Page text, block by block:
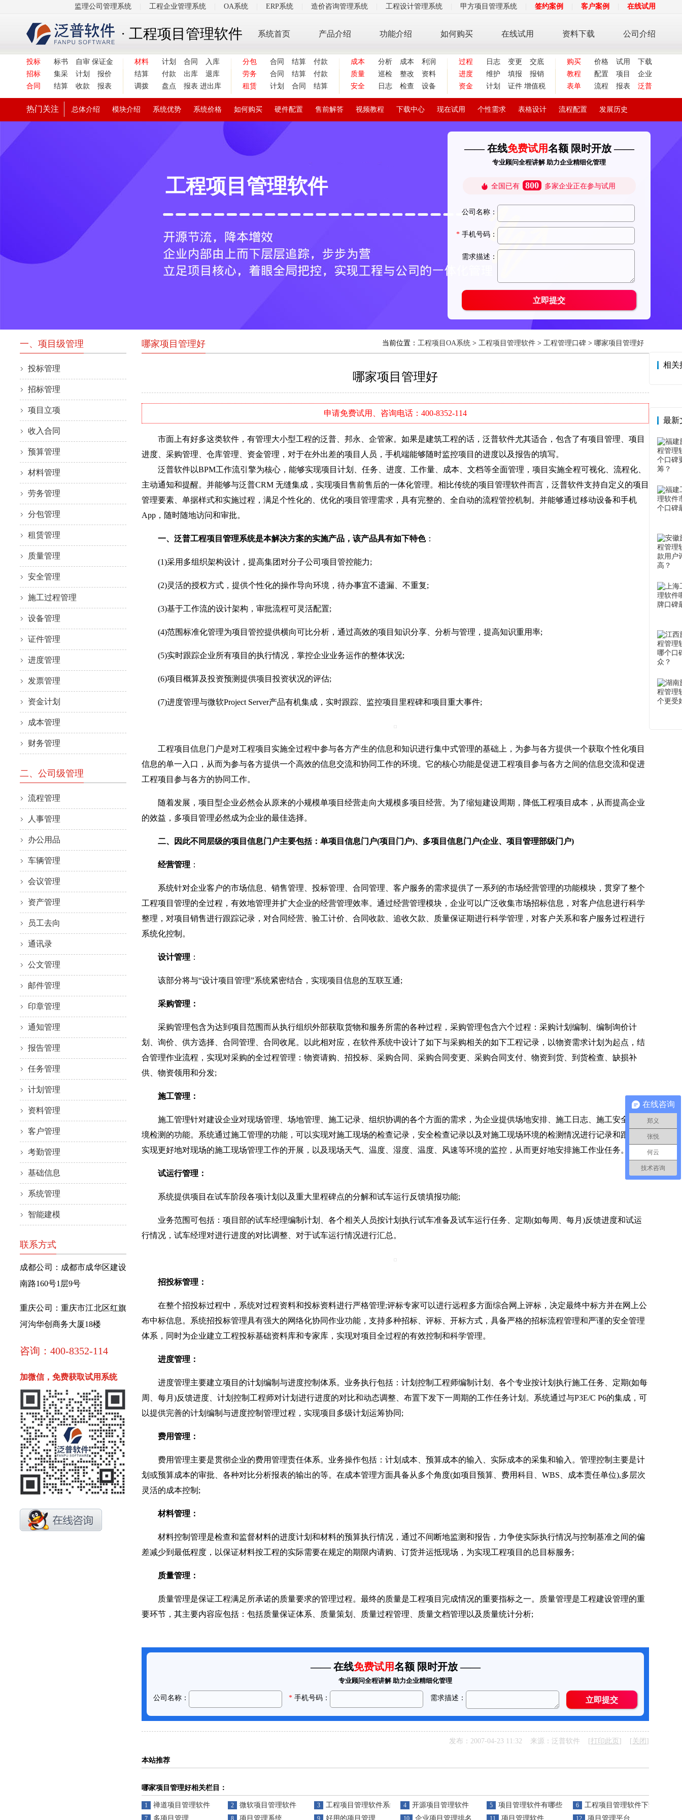
监理公司管理系统 工程企业管理系统 OA系统 ERP系统 造价咨询管理系统 工程设计管理系统 甲方项目管理系统 签约案例 客户案例 在线试用
· 工程项目管理软件 系统首页 产品介绍 功能介绍 如何购买 在线试用 资料下载 公司介绍
投标 标书 自审 保证金
招标
集采 计划
报价
合同
结算 收款 报表
材料 计划 合同
入库
结算
付款 出库
退库
调拨
盘点 报表 进出库
分包 合同 结算
付款
劳务
合同 结算
付款
租赁
计划 合同 结算
成本 分析 成本
利润
质量
巡检 整改
资料
安全
日志 检查 设备
过程 日志 变更
交底
进度
维护 填报
报销
资金
计划 证件 增值税
购买 价格 试用
下载
教程
配置 项目
企业
表单
流程 报表 泛普
热门关注 总体介绍 模块介绍 系统优势 系统价格 如何购买 硬件配置 售前解答 视频教程 下载中心 现在试用 个性需求 表格设计 流程配置 发展历史
工程项目管理软件
一、项目级管理
投标管理
招标管理
项目立项
收入合同
预算管理
材料管理
劳务管理
分包管理
租赁管理
质量管理
安全管理
施工过程管理
设备管理
证件管理
进度管理
发票管理
资金计划
成本管理
财务管理
二、公司级管理
流程管理
人事管理
办公用品
车辆管理
会议管理
资产管理
员工去向
通讯录
公文管理
邮件管理
印章管理
通知管理
报告管理
任务管理
计划管理
资料管理
客户管理
考勤管理
基础信息
系统管理
智能建模
联系方式
成都公司：成都市成华区建设
南路160号1层9号
重庆公司：重庆市江北区红旗
河沟华创商务大厦18楼
咨询：400-8352-114
加微信，免费获取试用系统
哪家项目管理好 当前位置： 工程项目OA系统 > 工程项目管理软件 > 工程管理口碑 > 哪家项目管理好
哪家项目管理好
申请免费试用、咨询电话：400-8352-114
市面上有好多这类软件，有管理大小型工程的泛普、邦永、企管家。如果是建筑工程的话，泛普软件尤其适合，包含了有项目管理、项目
进度、采购管理、仓库管理、资金管理，对于在外出差的项目人员，手机端能够随时监控项目的进度以及报告的填写。
泛普软件以BPM工作流引擎为核心，能够实现项目计划、任务、进度、工作量、成本、文档等全面管理，项目实施全程可视化、流程化、
主动通知和提醒。并能够与泛普CRM 无缝集成，实现项目售前售后的一体化管理。相比传统的项目管理软件而言，泛普软件支持自定义的项目
管理要素、单据样式和实施过程，满足个性化的、优化的项目管理需求，具有完整的、全自动的流程管控机制。并能够通过移动设备和手机
App，随时随地访问和审批。
一、泛普工程项目管理系统是本解决方案的实施产品，该产品具有如下特色：
(1)采用多组织架构设计，提高集团对分子公司项目管控能力;
(2)灵活的授权方式，提供个性化的操作导向环境，待办事宜不遗漏、不重复;
(3)基于工作流的设计架构，审批流程可灵活配置;
(4)范围标准化管理为项目管控提供横向可比分析，通过高效的项目知识分享、分析与管理，提高知识重用率;
(5)实时跟踪企业所有项目的执行情况，掌控企业业务运作的整体状况;
(6)项目概算及投资预测提供项目投资状况的评估;
(7)进度管理与微软Project Server产品有机集成，实时跟踪、监控项目里程碑和项目重大事件;
工程项目信息门户是对工程项目实施全过程中参与各方产生的信息和知识进行集中式管理的基础上，为参与各方提供一个获取个性化项目
信息的单一入口，从而为参与各方提供一个高效的信息交流和协同工作的环境。它的核心功能是促进工程项目参与各方之间的信息交流和促进
工程项目参与各方的协同工作。
随着发展，项目型企业必然会从原来的小规模单项目经营走向大规模多项目经营。为了缩短建设周期，降低工程项目成本，从而提高企业
的效益，多项目管理必然成为企业的最佳选择。
二、因此不同层级的项目信息门户主要包括：单项目信息门户(项目门户)、多项目信息门户(企业、项目管理部级门户)
经营管理 ：
系统针对企业客户的市场信息、销售管理、投标管理、合同管理、客户服务的需求提供了一系列的市场经营管理的功能模块，贯穿了整个
工程项目管理的全过程，有效地管理并扩大企业的经营管理效率。通过经营管理模块，企业可以广泛收集市场招标信息，对客户信息进行科学
整理，对项目销售进行跟踪记录，对合同经营、验工计价、合同收款、追收欠款、质量保证期进行科学管理，对客户关系和客户服务过程进行
系统化控制。
设计管理 ：
该部分将与“设计项目管理”系统紧密结合，实现项目信息的互联互通;
采购管理：
采购管理包含为达到项目范围而从执行组织外部获取货物和服务所需的各种过程，采购管理包含六个过程：采购计划编制、编制询价计
划、询价、供方选择、合同管理、合同收尾。以此相对应，在软件系统中设计了如下与采购相关的如下工程记录，以物资需求计划为起点，结
合管理作业流程，实现对采购的全过程管理：物资请购、招投标、采购合同、采购合同变更、采购合同支付、物资到货、到货检查、缺损补
供、物资领用和分发;
施工管理：
施工管理针对建设企业对现场管理、场地管理、施工记录、组织协调的各个方面的需求，为企业提供场地安排、施工日志、施工安全、环
境检测的功能。系统通过施工管理的功能，可以实现对施工现场的检查记录，安全检查记录以及对施工现场环境的检测情况进行记录和跟踪，
实现更好地对现场的施工现场管理工作的开展，以及现场天气、温度、湿度、温度、风速等环境的监控，从而更好地安排施工作业任务。
试运行管理：
系统提供项目在试车阶段各项计划以及重大里程碑点的分解和试车运行反馈填报功能;
业务范围可包括：项目部的试车经理编制计划、各个相关人员按计划执行试车准备及试车运行任务、定期(如每周、每月)反馈进度和试运
行情况，试车经理对进行进度的对比调整、对于试车运行情况进行汇总。
招投标管理：
在整个招投标过程中，系统对过程资料和投标资料进行严格管理;评标专家可以进行远程多方面综合网上评标，决定最终中标方并在网上公
布中标信息。系统招投标管理具有强大的网络化协同作业功能，支持多种招标、评标、开标方式，具备严格的招标流程管理和严谨的安全管理
体系，同时为企业建立工程投标基础资料库和专家库，实现对项目全过程的有效控制和科学管理。
进度管理：
进度管理主要建立项目的计划编制与进度控制体系。业务执行包括：计划控制工程师编制计划、各个专业按计划执行施工任务、定期(如每
周、每月)反馈进度、计划控制工程师对计划进行进度的对比和动态调整、布置下发下一周期的工作任务计划。系统通过与P3E/C P6的集成，可
以提供完善的计划编制与进度控制管理过程，实现项目多级计划运筹协同;
费用管理：
费用管理主要是贯彻企业的费用管理责任体系。业务操作包括：计划成本、预算成本的输入、实际成本的采集和输入。管理控制主要是计
划或预算成本的审批、各种对比分析报表的输出的等。在成本管理方面具备从多个角度(如项目预算、费用科目、WBS、成本责任单位),多层次
灵活的成本控制;
材料管理：
材料控制管理是检查和监督材料的进度计划和材料的预算执行情况，通过不间断地监测和报告，力争使实际执行情况与控制基准之间的偏
差减少到最低程度，以保证材料按工程的实际需要在规定的期限内请购、订货并运抵现场，为实现工程项目的总目标服务;
质量管理：
质量管理是保证工程满足所承诺的质量要求的管理过程。最终的质量是工程项目完成情况的重要指标之一。质量管理是工程建设管理的重
要环节，其主要内容应包括：包括质量保证体系、质量策划、质量过程管理、质量文档管理以及质量统计分析;
发布：2007-04-23 11:32 来源：泛普软件 [打印此页 ] [关闭 ]
本站推荐
哪家项目管理好相关栏目：
1 禅道项目管理软件 2 微软项目管理软件 3 工程项目管理软件系统 4 开源项目管理软件 5 项目管理软件有哪些 6 工程项目管理软件下载
7 多项目管理 8 项目管理系统 9 好用的项目管理 10 企业项目管理排名 11 项目管理软件 12 项目管理平台
相关
最新
在线咨询
郑义
张悦
何云
技术咨询